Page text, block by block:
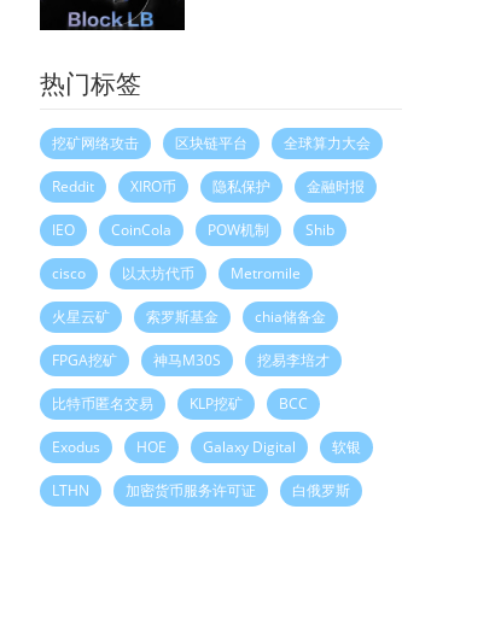
热门标签
挖矿网络攻击 区块链平台 全球算力大会
Reddit XIRO币 隐私保护 金融时报
IEO CoinCola POW机制 Shib
cisco 以太坊代币 Metromile
火星云矿 索罗斯基金 chia储备金
FPGA挖矿 神马M30S 挖易李培才
比特币匿名交易 KLP挖矿 BCC
Exodus HOE Galaxy Digital 软银
LTHN 加密货币服务许可证 白俄罗斯